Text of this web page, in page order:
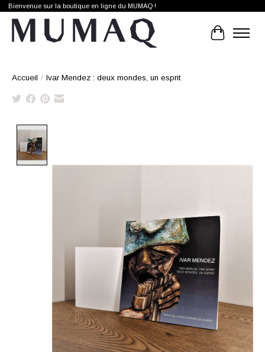
Bienvenue sur la boutique en ligne du MUMAQ !
Panier
Accueil / Ivar Mendez : deux mondes, un esprit